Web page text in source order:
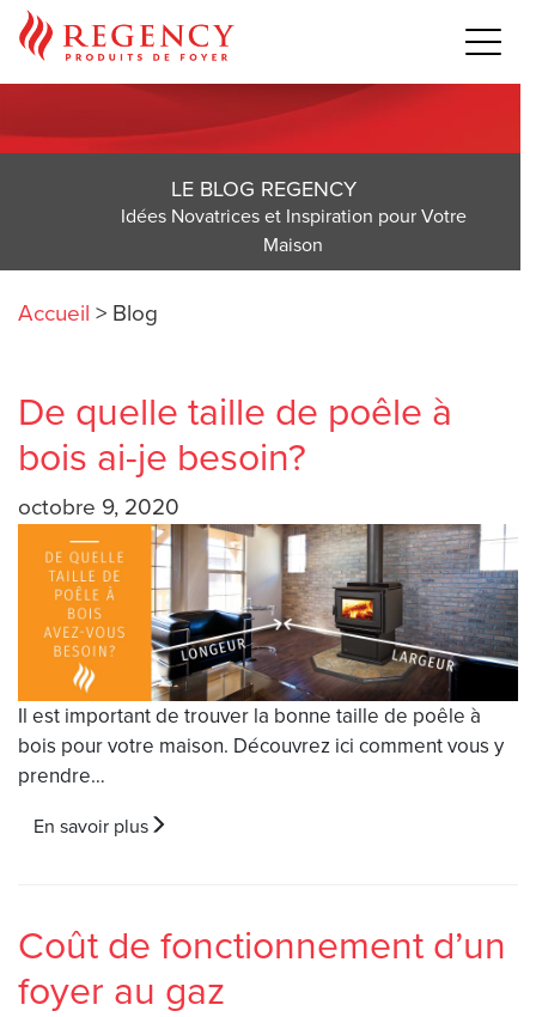
LE BLOG REGENCY
Idées Novatrices et Inspiration pour Votre
Maison
Accueil > Blog
De quelle taille de poêle à
bois ai-je besoin?
octobre 9, 2020
Il est important de trouver la bonne taille de poêle à
bois pour votre maison. Découvrez ici comment vous y
prendre…
En savoir plus
Coût de fonctionnement d’un
foyer au gaz